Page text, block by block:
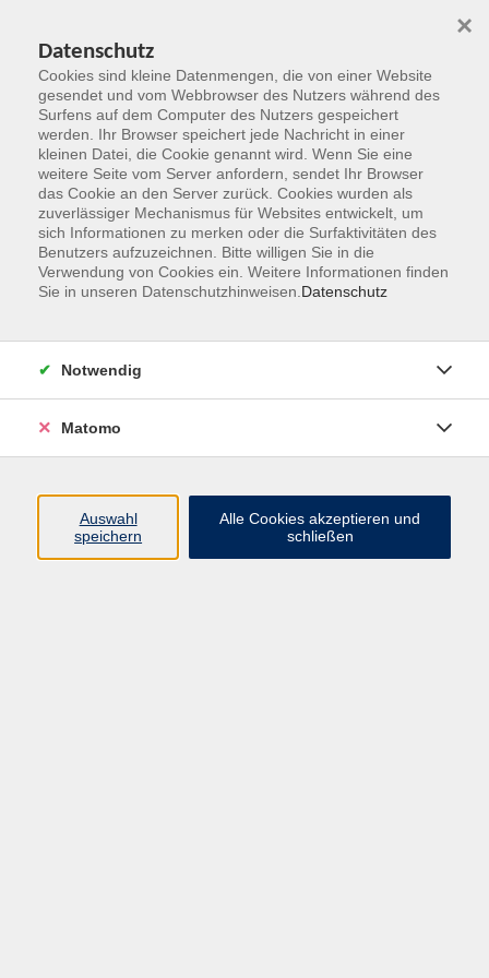
Zum Hauptinhalt springen
Der Kurs konnte nicht gefunden werden.
Erich-Kästner-Str. 5
65232 Taunusstein
info@vhs-rtk.de
Tel: 06128-92770
Datenschutz
Cookies sind kleine Datenmengen, die von einer Website
gesendet und vom Webbrowser des Nutzers während des
Surfens auf dem Computer des Nutzers gespeichert
werden. Ihr Browser speichert jede Nachricht in einer
kleinen Datei, die Cookie genannt wird. Wenn Sie eine
weitere Seite vom Server anfordern, sendet Ihr Browser
das Cookie an den Server zurück. Cookies wurden als
zuverlässiger Mechanismus für Websites entwickelt, um
sich Informationen zu merken oder die Surfaktivitäten des
Benutzers aufzuzeichnen. Bitte willigen Sie in die
Verwendung von Cookies ein. Weitere Informationen finden
Sie in unseren Datenschutzhinweisen. Datenschutz
×
Notwendig
Matomo
Auswahl
speichern
Alle Cookies akzeptieren und
schließen